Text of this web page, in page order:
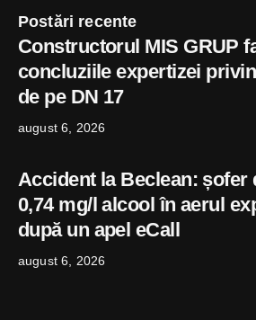
Postări recente
Constructorul MIS GRUP
concluziile expertizei
de pe DN 17
august 6, 2026
Accident la Beclean: șofer
0,74 mg/l alcool în aerul
după un apel eCall
august 6, 2026